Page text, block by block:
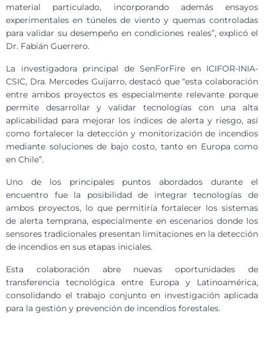
material particulado, incorporando además ensayos
experimentales en túneles de viento y quemas controladas
para validar su desempeño en condiciones reales”, explicó el
Dr. Fabián Guerrero.
La investigadora principal de SenForFire en ICIFOR-INIA-
CSIC, Dra. Mercedes Guijarro, destacó que “esta colaboración
entre ambos proyectos es especialmente relevante porque
permite desarrollar y validar tecnologías con una alta
aplicabilidad para mejorar los índices de alerta y riesgo, así
como fortalecer la detección y monitorización de incendios
mediante soluciones de bajo costo, tanto en Europa como
en Chile”.
Uno de los principales puntos abordados durante el
encuentro fue la posibilidad de integrar tecnologías de
ambos proyectos, lo que permitiría fortalecer los sistemas
de alerta temprana, especialmente en escenarios donde los
sensores tradicionales presentan limitaciones en la detección
de incendios en sus etapas iniciales.
Esta colaboración abre nuevas oportunidades de
transferencia tecnológica entre Europa y Latinoamérica,
consolidando el trabajo conjunto en investigación aplicada
para la gestión y prevención de incendios forestales.